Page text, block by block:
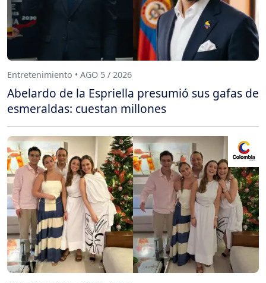
Entretenimiento • AGO 5 / 2026
Abelardo de la Espriella presumió sus gafas de
esmeraldas: cuestan millones